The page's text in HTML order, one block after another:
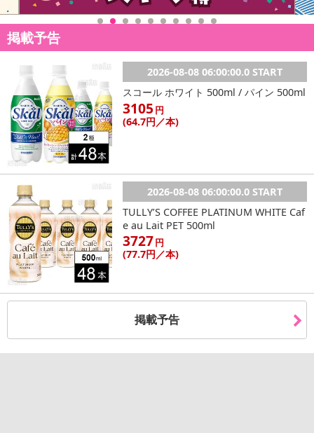
掲載予告
2026-08-08 06:00:00.0 START
スコール ホワイト 500ml / パイン 500ml
3105 円
(64.7円 ／本)
2026-08-08 06:00:00.0 START
TULLY’S COFFEE PLATINUM WHITE Caf
e au Lait PET 500ml
3727円
(77.7円 ／本)
掲載予告